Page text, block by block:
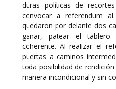
duras políticas de
convocar a referendum
quedaron por delante dos
ganar, patear el
coherente. Al realizar el
puertas a caminos
toda posibilidad de
manera incondicional y sin